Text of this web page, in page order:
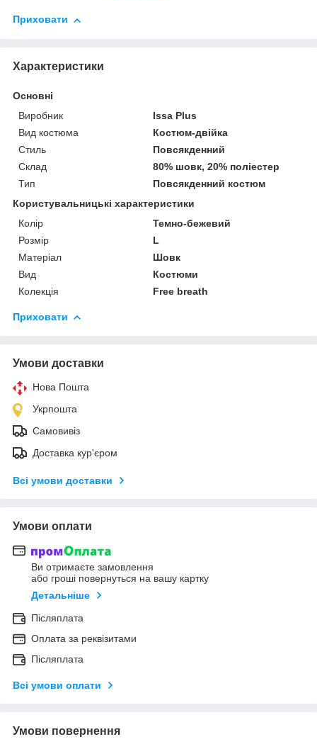
Приховати
Характеристики
Основні
Виробник
Issa Plus
Вид костюма
Костюм-двійка
Стиль
Повсякденний
Склад
80% шовк, 20% поліестер
Тип
Повсякденний костюм
Користувальницькі характеристики
Колір
Темно-бежевий
Розмір
L
Матеріал
Шовк
Вид
Костюми
Колекція
Free breath
Приховати
Умови доставки
Нова Пошта
Укрпошта
Самовивіз
Доставка кур'єром
Всі умови доставки
Умови оплати
Ви отримаєте замовлення
або гроші повернуться на вашу картку
Детальніше
Післяплата
Оплата за реквізитами
Післяплата
Всі умови оплати
Умови повернення